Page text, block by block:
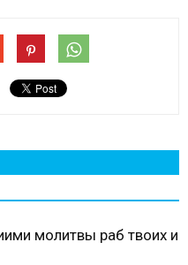
молитвы раб твоих и